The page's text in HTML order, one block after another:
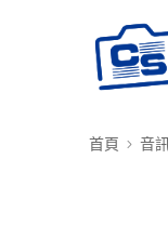
首頁 音